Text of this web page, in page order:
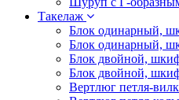
Такелаж
Блок одинарный,
Блок одинарный,
Блок двойной,
Блок двойной,
Вертлюг петля-